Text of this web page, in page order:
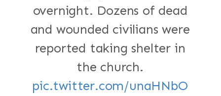
overnight. Dozens of dead
and wounded civilians were
reported taking shelter in
the church.
pic.twitter.com/unaHNbO